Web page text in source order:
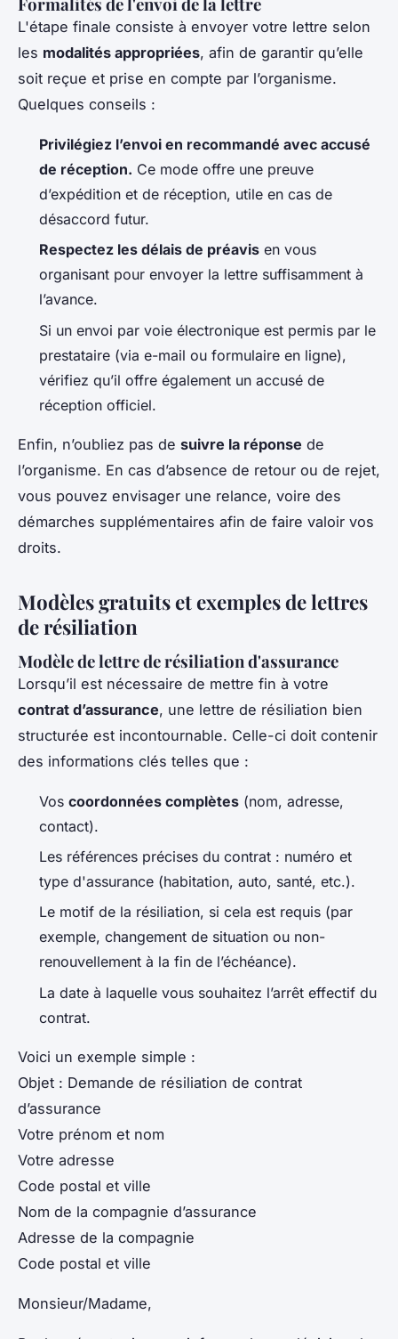
L'étape finale consiste à envoyer votre lettre selon
les modalités appropriées, afin de garantir qu’elle
soit reçue et prise en compte par l’organisme.
Quelques conseils :
Privilégiez l’envoi en recommandé avec accusé
de réception. Ce mode offre une preuve
d’expédition et de réception, utile en cas de
désaccord futur.
Respectez les délais de préavis en vous
organisant pour envoyer la lettre suffisamment à
l’avance.
Si un envoi par voie électronique est permis par le
prestataire (via e-mail ou formulaire en ligne),
vérifiez qu’il offre également un accusé de
réception officiel.
Enfin, n’oubliez pas de suivre la réponse de
l’organisme. En cas d’absence de retour ou de rejet,
vous pouvez envisager une relance, voire des
démarches supplémentaires afin de faire valoir vos
droits.
Modèles gratuits et exemples de lettres
de résiliation
Modèle de lettre de résiliation d'assurance
Lorsqu’il est nécessaire de mettre fin à votre
contrat d’assurance, une lettre de résiliation bien
structurée est incontournable. Celle-ci doit contenir
des informations clés telles que :
Vos coordonnées complètes (nom, adresse,
contact).
Les références précises du contrat : numéro et
type d'assurance (habitation, auto, santé, etc.).
Le motif de la résiliation, si cela est requis (par
exemple, changement de situation ou non-
renouvellement à la fin de l’échéance).
La date à laquelle vous souhaitez l’arrêt effectif du
contrat.
Voici un exemple simple :
Objet : Demande de résiliation de contrat
d’assurance
Votre prénom et nom
Votre adresse
Code postal et ville
Nom de la compagnie d’assurance
Adresse de la compagnie
Code postal et ville
Monsieur/Madame,